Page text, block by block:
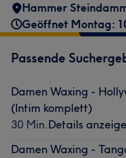
Hammer
Geöffnet Montag:
Passende
Damen Waxing -
(Intim komplett)
30 Min.Details
Damen Waxing -